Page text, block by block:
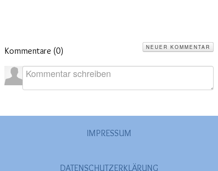
Kommentare (0) NEUER KOMMENTAR
IMPRESSUM
DATENSCHUTZERKLÄRUNG